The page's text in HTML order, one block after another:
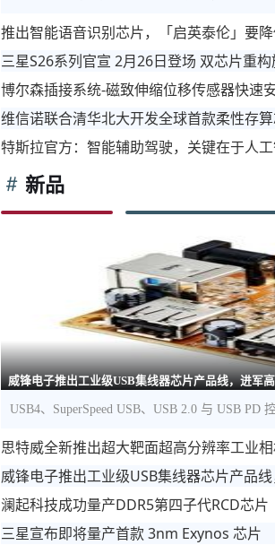
推出智能语音识别芯片，「启英泰伦」要
三星S26系列官宣 2月26日登场 双芯片重
博尔森插接系统-磁致伸缩位移传感器快速
维信诺联合清华北大开发全球首款柔性存
特斯拉官方：智能辅助驾驶，关键在于人
新品
威锋电子推出工业级USB集线器芯片产品线，进军
USB4、SuperSpeed USB、USB 2.0 与 USB
思特威全新推出超大靶面超高分辨率工业
威锋电子推出工业级USB集线器芯片产品
澜起科技成功量产DDR5第四子代RCD芯片
三星宣布即将量产首款 3nm Exynos 芯片